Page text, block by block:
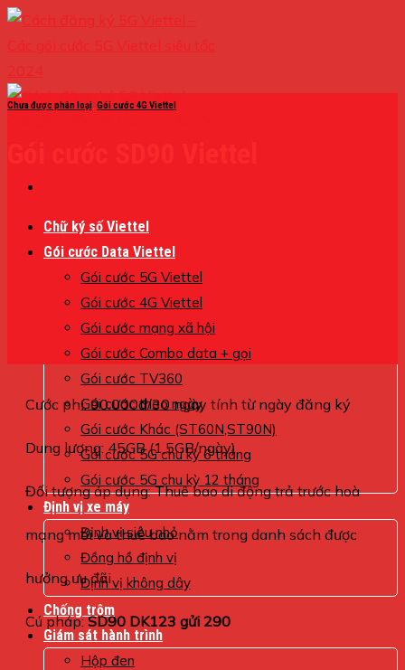
Skip
to
content
Chữ ký số Viettel
Gói cước Data Viettel
Gói cước 5G Viettel
Gói cước 4G Viettel
Gói cước mạng xã hội
Gói cước Combo data + gọi
Gói cước TV360
Gói cước theo ngày
Gói cước Khác (ST60N,ST90N)
Gói cước 5G chu kỳ 6 tháng
Gói cước 5G chu kỳ 12 tháng
Định vị xe máy
Định vị siêu nhỏ
Đồng hồ định vị
Định vị không dây
Chống trộm
Giám sát hành trình
Hộp đen
Chưa được phân loại Gói cước 4G Viettel
Cước phí: 90.000đ/30 ngày tính từ ngày đăng ký
Dung lượng: 45GB (1,5GB/ngày)
Đối tượng áp dụng: Thuê bao di động trả trước hoà
mạng mới và thuê bao nằm trong danh sách được
hưởng ưu đãi
Cú pháp:SD90 DK123 gửi 290